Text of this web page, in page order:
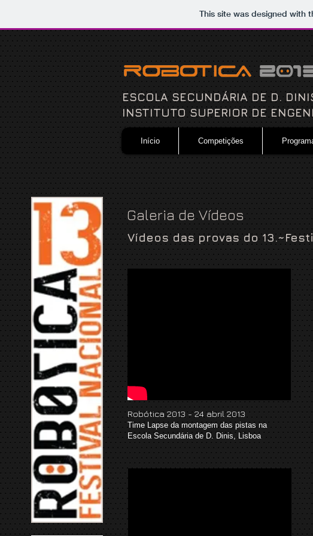
This site was designed with
ESCOLA SECUNDÁRIA DE D.
INSTITUTO SUPERIOR DE
Início Competições
Galeria de Vídeos
Vídeos das provas do
Robótica 2013 - 24 abril 2013
Time Lapse da montagem das pistas na
Escola Secundária de D. Dinis, Lisboa